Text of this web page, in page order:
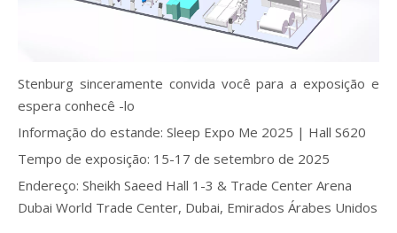
Stenburg sinceramente convida você para a exposição e
espera conhecê -lo
Informação do estande: Sleep Expo Me 2025 | Hall S620
Tempo de exposição: 15-17 de setembro de 2025
Endereço: Sheikh Saeed Hall 1-3 & Trade Center Arena
Dubai World Trade Center, Dubai, Emirados Árabes Unidos